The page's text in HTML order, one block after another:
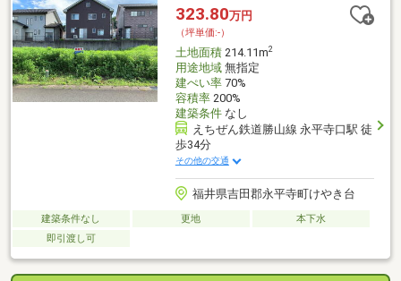
323.80万円
（坪単価:-）
土地面積214.11m2
用途地域無指定
建ぺい率70%
容積率200%
建築条件なし
えちぜん鉄道勝山線 永平寺口駅 徒
歩34分
その他の交通
福井県吉田郡永平寺町けやき台
建築条件なし 更地
本下水
即引渡し可